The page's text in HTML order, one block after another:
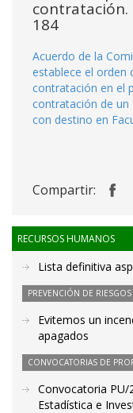
contratación.
184
Acuerdo de la
establece el orden
contratación en el
contratación de un
con destino en
Compartir:
RECURSOS HUMANOS
Lista definitiva
PREVENCIÓN DE RIESGOS
Evitemos un
apagados
CONVOCATORIAS DE
Convocatoria
Estadística e